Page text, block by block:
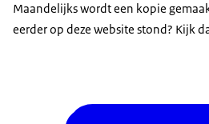
Maandelijks wordt een kopie
eerder op deze website stond? Kijk